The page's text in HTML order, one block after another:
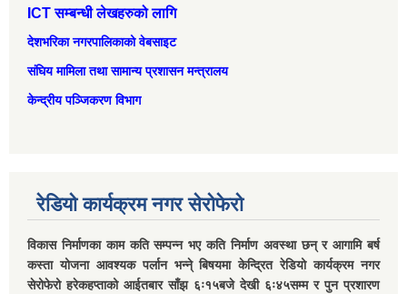
ICT सम्बन्धी लेखहरुको लागि
देशभरिका नगरपालिकाको वेबसाइट
संघिय मामिला तथा सामान्‍य प्रशासन मन्त्रालय
केन्द्रीय पञ्जिकरण विभाग
रेडियो कार्यक्रम नगर सेरोफेरो
विकास निर्माणका काम कति सम्पन्न भए कति निर्माण अवस्था छन् र आगामि बर्ष
कस्ता योजना आवश्यक पर्लान भन्ने् बिषयमा केन्द्रित रेडियो कार्यक्रम नगर
सेरोफेरो हरेकहप्ताको आईतबार साँझ ६ः१५बजे देखी ६ः४५सम्म र पुन प्रशारण